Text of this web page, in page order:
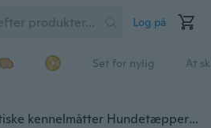
Log på
Set for nylig At
Kæledyrs tæpper Praktiske kennelmåtter Hundetæpper Efterår og vinter Varme tæpper Tykt koral fleece